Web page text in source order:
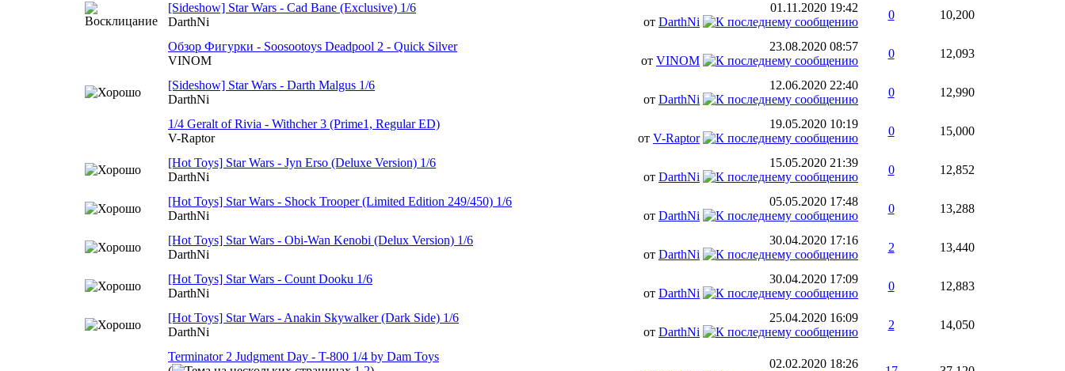
[Sideshow] Star Wars - Cad Bane (Exclusive) 1/6
DarthNi
01.11.2020 19:42
от DarthNi
0 10,200
Обзор Фигурки - Soosootoys Deadpool 2 - Quick Silver
VINOM
23.08.2020 08:57
от VINOM
0 12,093
[Sideshow] Star Wars - Darth Malgus 1/6
DarthNi
12.06.2020 22:40
от DarthNi
0 12,990
1/4 Geralt of Rivia - Withcher 3 (Prime1, Regular ED)
V-Raptor
19.05.2020 10:19
от V-Raptor
0 15,000
[Hot Toys] Star Wars - Jyn Erso (Deluxe Version) 1/6
DarthNi
15.05.2020 21:39
от DarthNi
0 12,852
[Hot Toys] Star Wars - Shock Trooper (Limited Edition 249/450) 1/6
DarthNi
05.05.2020 17:48
от DarthNi
0 13,288
[Hot Toys] Star Wars - Obi-Wan Kenobi (Delux Version) 1/6
DarthNi
30.04.2020 17:16
от DarthNi
2 13,440
[Hot Toys] Star Wars - Count Dooku 1/6
DarthNi
30.04.2020 17:09
от DarthNi
0 12,883
[Hot Toys] Star Wars - Anakin Skywalker (Dark Side) 1/6
DarthNi
25.04.2020 16:09
от DarthNi
2 14,050
Terminator 2 Judgment Day - T-800 1/4 by Dam Toys
02.02.2020 18:26